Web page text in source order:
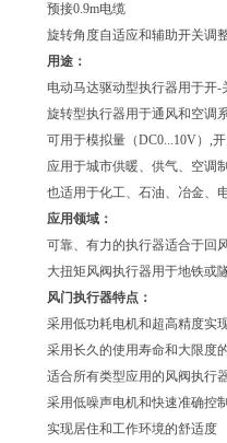
预接0.9m电缆
旋转角度自适应和辅助开关调
用途：
电动马达驱动型执行器用于开
旋转型执行器用于通风和空调
可用于模拟量（DC0...10V）,
应用于城市供暖、供气、空调
也适用于化工、石油、冶金、
应用领域：
可靠、有力的执行器适合于回
大扭矩风阀执行器用于地铁或
风门执行器特点：
采用低功耗电机和超高精度实
采用长久的使用寿命和大限度
适合所有类型应用的风阀执行
采用低噪声电机和快速准确控
实现居住和工作环境的舒适度